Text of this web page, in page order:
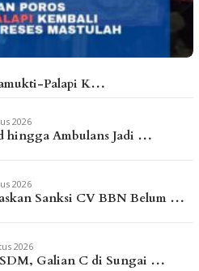
Palapi K…
2026
hingga Ambulans Jadi …
2026
Sanksi CV BBN Belum …
2026
Galian C di Sungai …